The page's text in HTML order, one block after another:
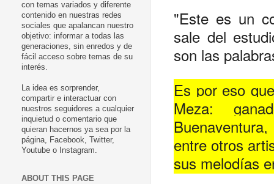
"Este es un
sale del
son las
Es por eso
Meza:
entre otros
sus melodías
con temas variados y diferente
contenido en nuestras redes
sociales que apalancan nuestro
objetivo: informar a todas las
generaciones, sin enredos y de
fácil acceso sobre temas de su
interés.
La idea es sorprender,
compartir e interactuar con
nuestros seguidores a cualquier
inquietud o comentario que
quieran hacernos ya sea por la
página, Facebook, Twitter,
Youtube o Instagram.
ABOUT THIS PAGE